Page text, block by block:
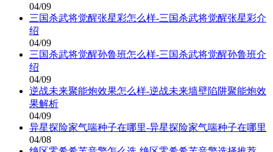
04/09
三国杀武将觉醒张星彩怎么样-三国杀武将觉醒张星彩介
绍
04/09
三国杀武将觉醒孙鲁班怎么样-三国杀武将觉醒孙鲁班介
绍
04/09
逆战未来聚能炮效果怎么样-逆战未来墙壁陷阱聚能炮效
果解析
04/09
异星探险家气喘种子在哪里-异星探险家气喘种子在哪里
04/08